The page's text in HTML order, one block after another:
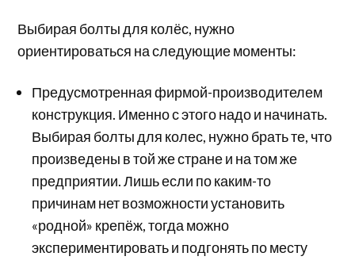
Выбирая болты для колёс, нужно
ориентироваться на следующие моменты:
Предусмотренная фирмой-производителем
конструкция. Именно с этого надо и начинать.
Выбирая болты для колес, нужно брать те, что
произведены в той же стране и на том же
предприятии. Лишь если по каким-то
причинам нет возможности установить
«родной» крепёж, тогда можно
экспериментировать и подгонять по месту